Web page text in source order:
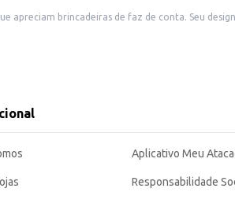
apreciam brincadeiras de faz de conta. Seu
as crianças, contribuindo para o
Aplicativo Meu
Responsabilidade